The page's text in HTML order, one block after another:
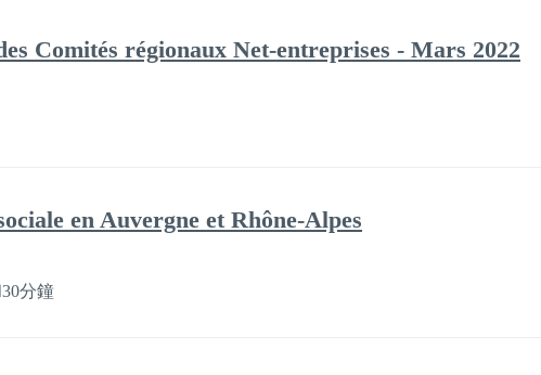
Comités régionaux Net-entreprises - Mars 2022
en Auvergne et Rhône-Alpes
分鐘